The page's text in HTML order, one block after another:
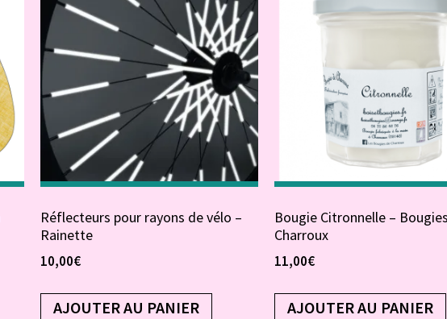
Réflecteurs pour rayons de vélo –
Rainette
10,00€
AJOUTER AU PANIER
Bougie Citronnelle –
Charroux
11,00€
AJOUTER AU PANIER